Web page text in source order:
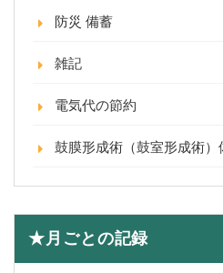
防災 備蓄
雑記
電気代の節約
鼓膜形成術（鼓室形成術）
★月ごとの記録